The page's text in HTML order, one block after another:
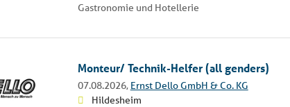
Gastronomie und Hotellerie
Monteur/ Technik-Helfer (all genders)
07.08.2026, Ernst Dello GmbH & Co. KG
Hildesheim